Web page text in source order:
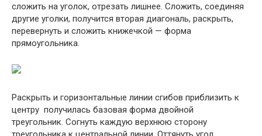
сложить на уголок, отрезать лишнее. Сложить, соединяя
другие уголки, получится вторая диагональ, раскрыть,
перевернуть и сложить книжечкой — форма
прямоугольника.
Раскрыть и горизонтальные линии сгибов приблизить к
центру получилась базовая форма двойной
треугольник. Согнуть каждую верхнюю сторону